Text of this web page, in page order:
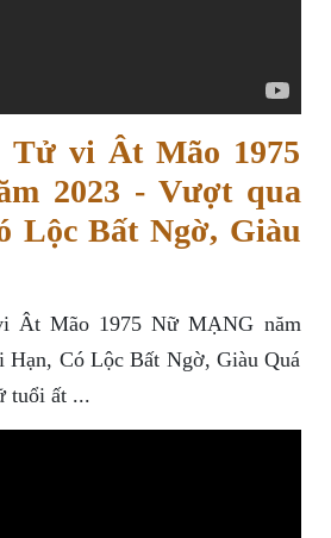
Tử vi Ât Mão 1975
2023 - Vượt qua
Lộc Bất Ngờ, Giàu
Ât Mão 1975 Nữ MẠNG năm
Có Lộc Bất Ngờ, Giàu Quá
tuổi ất ...